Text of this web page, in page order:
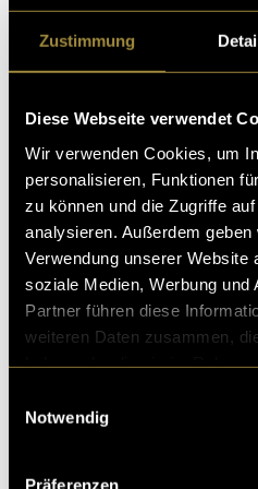
Zustimmung
Diese Webseite verwendet
Wir verwenden Cookies, um
personalisieren, Funktionen
zu können und die Zugriffe
analysieren. Außerdem
Verwendung unserer Website
soziale Medien, Werbung und
Partner führen diese
weiteren Daten zusammen,
Notwendig
Präferenzen
beim Boulder-Rave hatten
al alles ein wenig
06. Januar 2025- vonJan
Biåletti
t?» …Achso ja klar, jemand